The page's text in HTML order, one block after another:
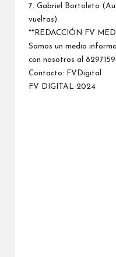
7. Gabriel Bortoleto
vueltas).
**REDACCIÓN FV
Somos un medio
con nosotros al
Contacto:
FVDigital
FV DIGITAL 2024